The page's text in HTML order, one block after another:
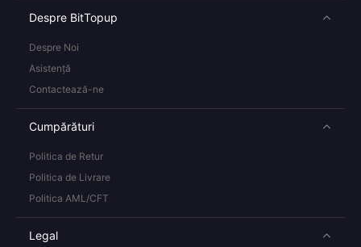
Despre BitTopup
Despre Noi
Asistență
Contactează-ne
Cumpărături
Politica de Retur
Politica de Livrare
Politica AML/CFT
Legal